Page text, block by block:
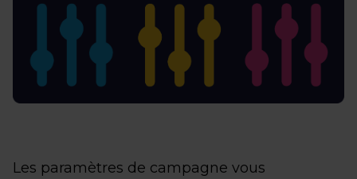
Les paramètres de campagne vous